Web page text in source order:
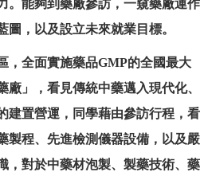
。能夠到藥廠參訪，一窺藥廠運作
，以及設立未來就業目標。
全面實施藥品GMP的全國最大
廠」，看見傳統中藥邁入現代化、
建置營運，同學藉由參訪行程，看
製程、先進檢測儀器設備，以及嚴
，對於中藥材泡製、製藥技術、藥